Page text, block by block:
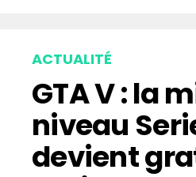
ACTUALITÉ
GTA V : la
niveau
devient